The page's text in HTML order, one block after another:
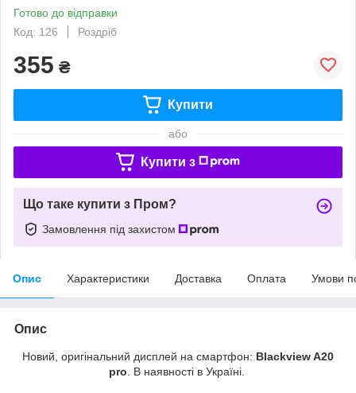
Готово до відправки
Код: 126
Роздріб
355 ₴
Купити
або
Купити з
Що таке купити з Пром?
Замовлення під захистом
Опис Характеристики Доставка Оплата Умови
Опис
Новий, оригінальний дисплей на смартфон: Blackview A20
pro
В наявності в Україні.